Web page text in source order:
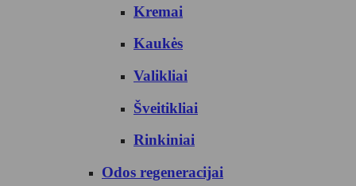
Kremai
Kaukės
Valikliai
Šveitikliai
Rinkiniai
Odos regeneracijai